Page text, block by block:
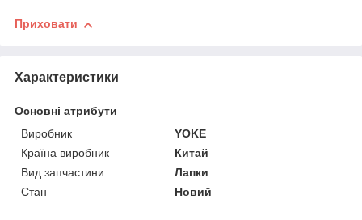
Приховати
Характеристики
Основні атрибути
Виробник
YOKE
Країна виробник
Китай
Вид запчастини
Лапки
Стан
Новий